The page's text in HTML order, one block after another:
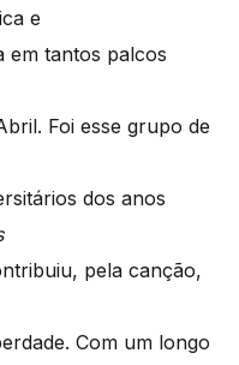
e
em tantos palcos
Foi esse grupo de
dos anos
pela canção,
Com um longo